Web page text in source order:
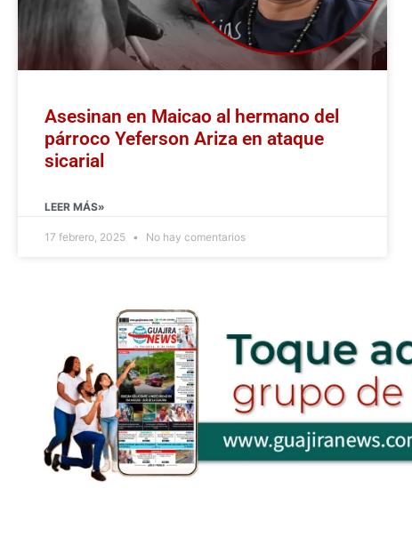
Asesinan en Maicao al hermano del
párroco Yeferson Ariza en ataque
sicarial
LEER MÁS»
17 febrero, 2025 No hay comentarios